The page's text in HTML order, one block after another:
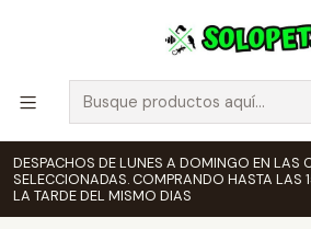
DESPACHOS DE LUNES A DOMINGO EN LAS
SELECCIONADAS. COMPRANDO HASTA LAS
LA TARDE DEL MISMO DIAS